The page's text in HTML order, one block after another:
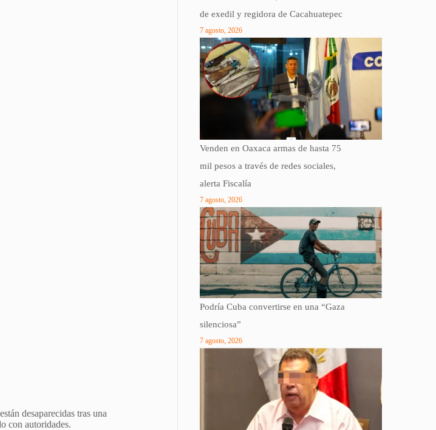
desaparecidas tras una
con autoridades.
de exedil y regidora de Cacahuatepec
7 agosto, 2026
Venden en Oaxaca armas de hasta 75
mil pesos a través de redes sociales,
alerta Fiscalía
7 agosto, 2026
Podría Cuba convertirse en una “Gaza
silenciosa”
7 agosto, 2026